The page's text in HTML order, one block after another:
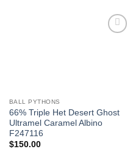
BALL PYTHONS
66% Triple Het Desert Ghost
Ultramel Caramel Albino
F247116
$150.00